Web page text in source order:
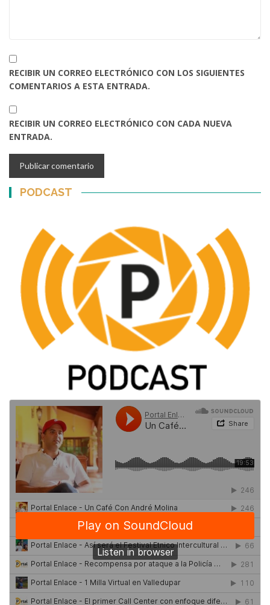
RECIBIR UN CORREO ELECTRÓNICO CON LOS SIGUIENTES
COMENTARIOS A ESTA ENTRADA.
RECIBIR UN CORREO ELECTRÓNICO CON CADA NUEVA
ENTRADA.
PODCAST